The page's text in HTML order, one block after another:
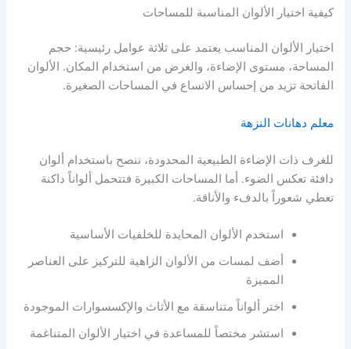
كيفية اختيار الألوان المناسبة للمساحات
اختيار الألوان المناسب يعتمد على ثلاثة عوامل رئيسية: حجم
المساحة، مستوى الإضاءة، والغرض من استخدام المكان. الألوان
الفاتحة تزيد من إحساس الاتساع في المساحات الصغيرة.
معلم دهانات النزهة
للغرف ذات الإضاءة الطبيعية المحدودة، ننصح باستخدام ألوان
دافئة تعكس الضوء. أما المساحات الكبيرة فتتحمل ألواناً داكنة
تعطي شعوراً بالدفء والأناقة.
استخدم الألوان المحايدة للخلفيات الأساسية
أضف لمسات من الألوان الزاهية للتركيز على العناصر
المميزة
اختر ألواناً متناسقة مع الأثاث والإكسسوارات الموجودة
استشر مختصاً للمساعدة في اختيار الألوان المتناغمة